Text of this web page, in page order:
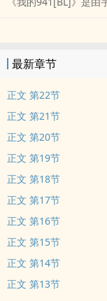
最新章节
正文 第22节
正文 第21节
正文 第20节
正文 第19节
正文 第18节
正文 第17节
正文 第16节
正文 第15节
正文 第14节
正文 第13节